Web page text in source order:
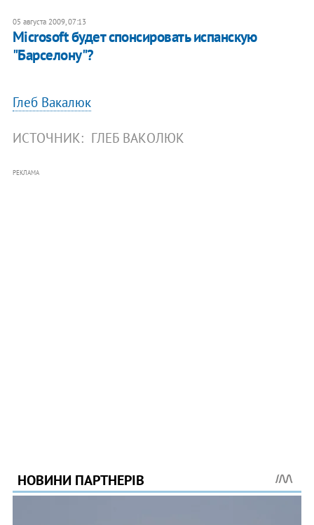
05 августа 2009, 07:13
Microsoft будет спонсировать испанскую
"Барселону"?
Глеб Вакалюк
ИСТОЧНИК: ГЛЕБ ВАКОЛЮК
РЕКЛАМА